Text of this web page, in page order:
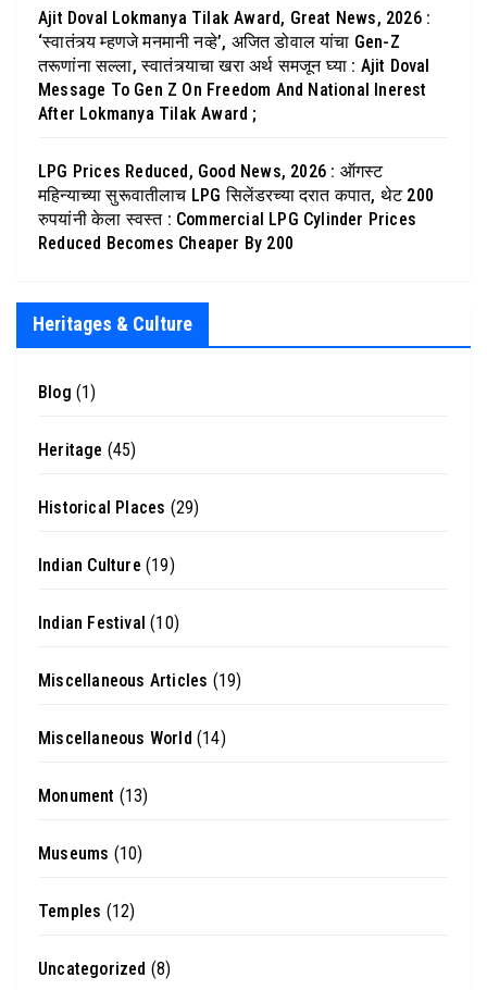
Ajit Doval Lokmanya Tilak Award, Great News, 2026 :
‘स्वातंत्र्य म्हणजे मनमानी नव्हे’, अजित डोवाल यांचा Gen-Z
तरूणांना सल्ला, स्वातंत्र्याचा खरा अर्थ समजून घ्या : Ajit Doval
Message To Gen Z On Freedom And National Inerest
After Lokmanya Tilak Award ;
LPG Prices Reduced, Good News, 2026 : ऑगस्ट
महिन्याच्या सुरूवातीलाच LPG सिलेंडरच्या दरात कपात, थेट 200
रुपयांनी केला स्वस्त : Commercial LPG Cylinder Prices
Reduced Becomes Cheaper By 200
Heritages & Culture
Blog (1)
Heritage (45)
Historical Places (29)
Indian Culture (19)
Indian Festival (10)
Miscellaneous Articles (19)
Miscellaneous World (14)
Monument (13)
Museums (10)
Temples (12)
Uncategorized (8)